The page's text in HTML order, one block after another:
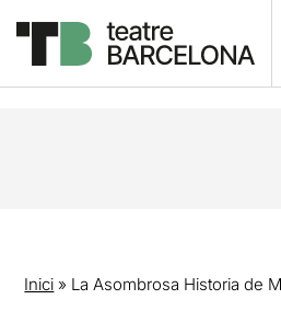
Inici » La Asombrosa Historia de